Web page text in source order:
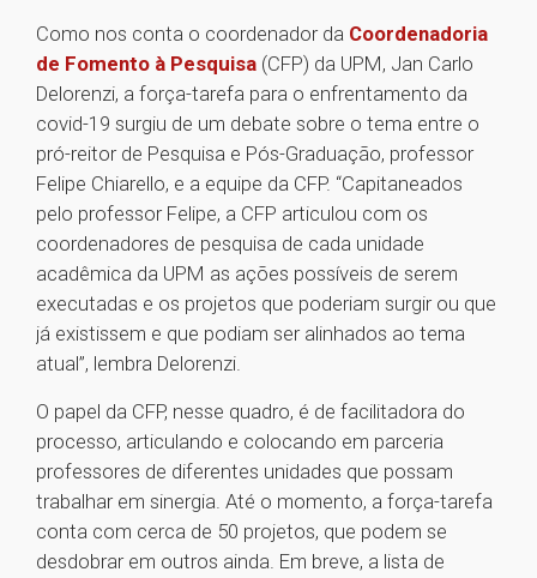
Como nos conta o coordenador da Coordenadoria
de Fomento à Pesquisa (CFP) da UPM, Jan Carlo
Delorenzi, a força-tarefa para o enfrentamento da
covid-19 surgiu de um debate sobre o tema entre o
pró-reitor de Pesquisa e Pós-Graduação, professor
Felipe Chiarello, e a equipe da CFP. “Capitaneados
pelo professor Felipe, a CFP articulou com os
coordenadores de pesquisa de cada unidade
acadêmica da UPM as ações possíveis de serem
executadas e os projetos que poderiam surgir ou que
já existissem e que podiam ser alinhados ao tema
atual”, lembra Delorenzi.
O papel da CFP, nesse quadro, é de facilitadora do
processo, articulando e colocando em parceria
professores de diferentes unidades que possam
trabalhar em sinergia. Até o momento, a força-tarefa
conta com cerca de 50 projetos, que podem se
desdobrar em outros ainda. Em breve, a lista de